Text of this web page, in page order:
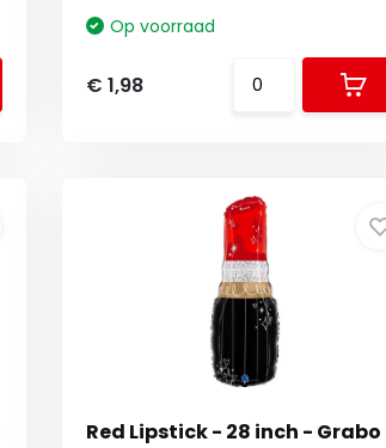
Op voorraad
€ 1,98
Red Lipstick - 28 inch - Grabo